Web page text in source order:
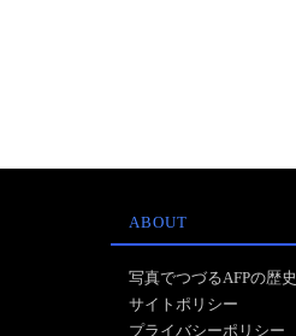
ABOUT
写真でつづるAFPの歴史
サイトポリシー
プライバシーポリシー